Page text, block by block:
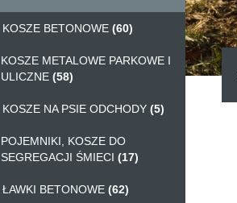
KOSZE BETONOWE (60)
KOSZE METALOWE PARKOWE I
ULICZNE (58)
KOSZE NA PSIE ODCHODY (5)
POJEMNIKI, KOSZE DO
SEGREGACJI ŚMIECI (17)
ŁAWKI BETONOWE (62)